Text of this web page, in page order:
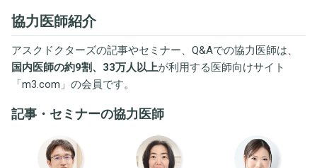
協力医師紹介
アスクドクターズの記事やセミナー、Q&Aでの協力医師は、
国内医師の約9割、33万人以上が利用する医師向けサイト
「m3.com 」の会員です。
記事・セミナーの協力医師